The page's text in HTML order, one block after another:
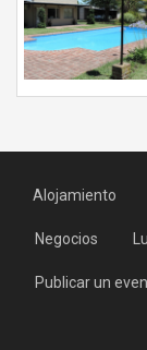
Alojamiento
Negocios
Publicar un